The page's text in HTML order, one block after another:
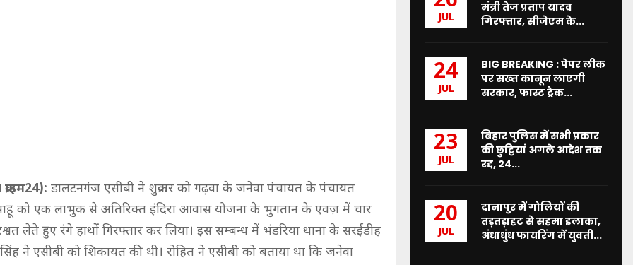
डालटनगंज एसीबी ने शुक्रवार को गढ़वा के जनेवा पंचायत के पंचायत
को एक लाभुक से अतिरिक्त इंदिरा आवास योजना के भुगतान के एवज़ में चार
लेते हुए रंगे हाथों गिरफ्तार कर लिया। इस सम्बन्ध में भंडरिया थाना के सरईडीह
ने एसीबी को शिकायत की थी। रोहित ने एसीबी को बताया था कि जनेवा
JUL
मंत्री तेज प्रताप यादव
गिरफ्तार, सीजेएम के...
24
JUL
BIG BREAKING : पेपर लीक
पर सख्त कानून लाएगी
सरकार, फास्ट ट्रैक...
23
JUL
बिहार पुलिस में सभी प्रकार
की छुट्टियां अगले आदेश तक
रद्द, 24...
20
JUL
दानापुर में गोलियों की
तड़तड़ाहट से सहमा इलाका,
अंधाधुंध फायरिंग में युवती...